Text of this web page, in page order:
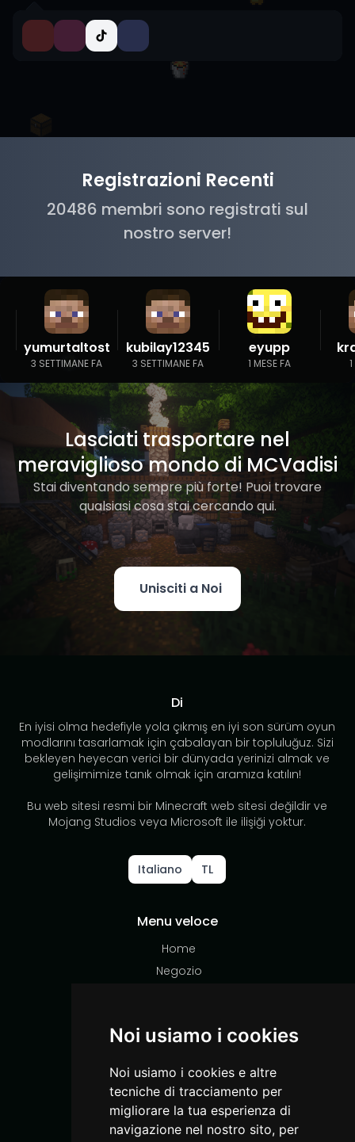
Noi usiamo i cookies
Noi usiamo i cookies e altre
tecniche di tracciamento per
migliorare la tua esperienza di
navigazione nel nostro sito, per
Registrazioni Recenti
20486 membri sono registrati sul
nostro server!
yumurtaltost
3 SETTIMANE FA
kubilay12345
3 SETTIMANE FA
eyupp
1 MESE FA
Lasciati trasportare nel
meraviglioso mondo di MCVadisi
Stai diventando sempre più forte! Puoi trovare
qualsiasi cosa stai cercando qui.
Unisciti a Noi
Di
En iyisi olma hedefiyle yola çıkmış en iyi son sürüm oyun
modlarını tasarlamak için çabalayan bir topluluğuz. Sizi
bekleyen heyecan verici bir dünyada yerinizi almak ve
gelişimimize tanık olmak için aramıza katılın!
Bu web sitesi resmi bir Minecraft web sitesi değildir ve
Mojang Studios veya Microsoft ile ilişiği yoktur.
Italiano TL
Menu veloce
Home
Negozio
Social Media
YouTube
TikTok
Discord